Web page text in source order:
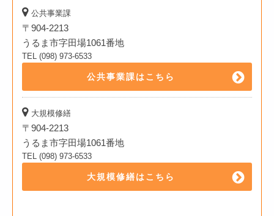
公共事業課
〒904-2213
うるま市字田場1061番地
TEL (098) 973-6533
公共事業課はこちら
大規模修繕
〒904-2213
うるま市字田場1061番地
TEL (098) 973-6533
大規模修繕はこちら